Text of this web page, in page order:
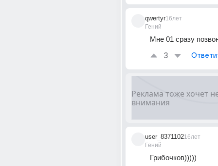
qwertyr
Гений
16лет
Мне 01 сразу
3
user_8371102
Гений
16лет
Грибочков)))))